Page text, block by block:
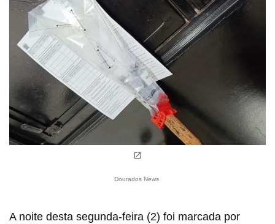
Dourados News
A noite desta segunda-feira (2) foi marcada por